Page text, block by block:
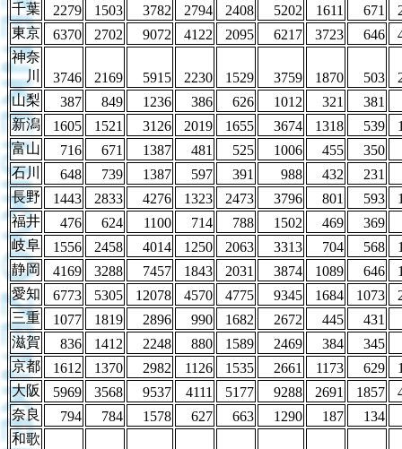
千葉
2279 1503 3782 2794 2408 5202 1611 671
東京
6370 2702 9072 4122 2095 6217 3723 646
神奈
川
3746 2169 5915 2230 1529 3759 1870 503
山梨
387 849 1236 386 626 1012 321
381
新潟
1605 1521 3126 2019 1655 3674 1318 539
富山
716 671 1387 481 525 1006 455
350
石川
648 739 1387 597 391 988 432
231
長野
1443 2833 4276 1323 2473 3796 801 593
福井
476 624 1100 714 788 1502 469
369
岐阜
1556 2458 4014 1250 2063 3313 704 568
静岡
4169 3288 7457 1843 2031 3874 1089 646
愛知
6773 5305 12078 4570 4775 9345 1684 1073
三重
1077 1819 2896 990 1682 2672 445
431
滋賀
836 1412 2248 880 1589 2469 384
345
京都
1612 1370 2982 1126 1535 2661 1173 629
大阪
5969 3568 9537 4111 5177 9288 2691 1857
奈良
794 784 1578 627 663 1290 187
134
和歌